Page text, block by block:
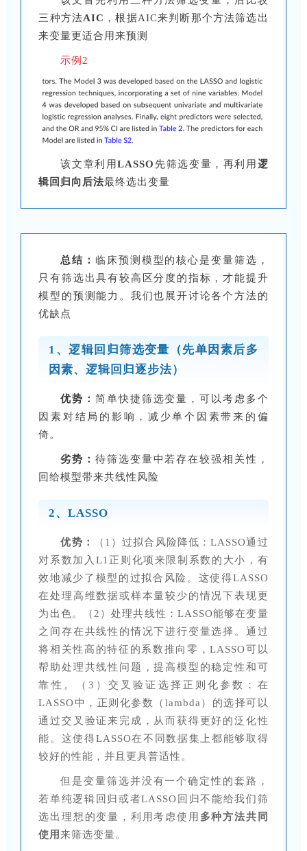
三种方法AIC ，根据AIC来判断那个方法筛选出
来变量更适合用来预测
示例2
该文章利用LASSO 先筛选变量，再利用 逻
辑回归向后法最终选出变量
总结：临床预测模型的核心是变量筛选，
只有筛选出具有较高区分度的指标，才能提升
模型的预测能力。我们也展开讨论各个方法的
优缺点
1、逻辑回归筛选变量（先单因素后多
因素、逻辑回归逐步法）
优势：简单快捷筛选变量，可以考虑多个
因素对结局的影响，减少单个因素带来的偏
倚。
劣势：待筛选变量中若存在较强相关性，
回给模型带来共线性风险
2、LASSO
优势：
（1）过拟合风险降低：LASSO通过
对系数加入L1正则化项来限制系数的大小，有
效地减少了模型的过拟合风险。这使得LASSO
在处理高维数据或样本量较少的情况下表现更
为出色。（2）处理共线性：LASSO能够在变量
之间存在共线性的情况下进行变量选择。通过
将相关性高的特征的系数推向零，LASSO可以
帮助处理共线性问题，提高模型的稳定性和可
靠性。（3）交叉验证选择正则化参数：在
LASSO中，正则化参数（lambda）的选择可以
通过交叉验证来完成，从而获得更好的泛化性
能。这使得LASSO在不同数据集上都能够取得
较好的性能，并且更具普适性。
但是变量筛选并没有一个确定性的套路，
若单纯逻辑回归或者LASSO回归不能给我们筛
选出理想的变量，利用考虑使用 多种方法共同
使用来筛选变量。